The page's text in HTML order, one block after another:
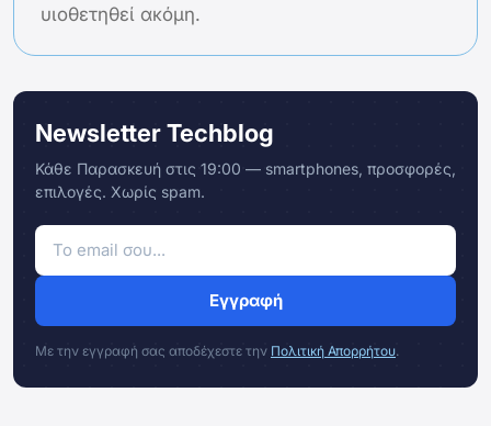
υιοθετηθεί ακόμη.
Newsletter Techblog
Κάθε Παρασκευή στις 19:00 — smartphones, προσφορές,
επιλογές. Χωρίς spam.
Εγγραφή
Με την εγγραφή σας αποδέχεστε την Πολιτική Απορρήτου.